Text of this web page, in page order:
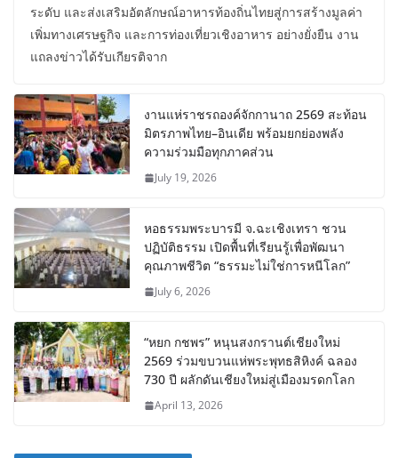
ระดับ และส่งเสริมอัตลักษณ์อาหารท้องถิ่นไทยสู่การสร้างมูลค่า
เพิ่มทางเศรษฐกิจ และการท่องเที่ยวเชิงอาหาร อย่างยั่งยืน งาน
แถลงข่าวได้รับเกียรติจาก
งานแห่ราชรถองค์จักกานาถ 2569 สะท้อน
มิตรภาพไทย–อินเดีย พร้อมยกย่องพลัง
ความร่วมมือทุกภาคส่วน
July 19, 2026
หอธรรมพระบารมี จ.ฉะเชิงเทรา ชวน
ปฏิบัติธรรม เปิดพื้นที่เรียนรู้เพื่อพัฒนา
คุณภาพชีวิต “ธรรมะไม่ใช่การหนีโลก”
July 6, 2026
“หยก กชพร” หนุนสงกรานต์เชียงใหม่
2569 ร่วมขบวนแห่พระพุทธสิหิงค์ ฉลอง
730 ปี ผลักดันเชียงใหม่สู่เมืองมรดกโลก
April 13, 2026